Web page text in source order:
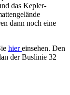
das Kepler-
dann noch eine
hiereinsehen. Den
der Buslinie 32